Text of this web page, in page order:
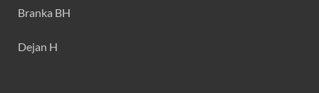
Branka BH
Dejan H